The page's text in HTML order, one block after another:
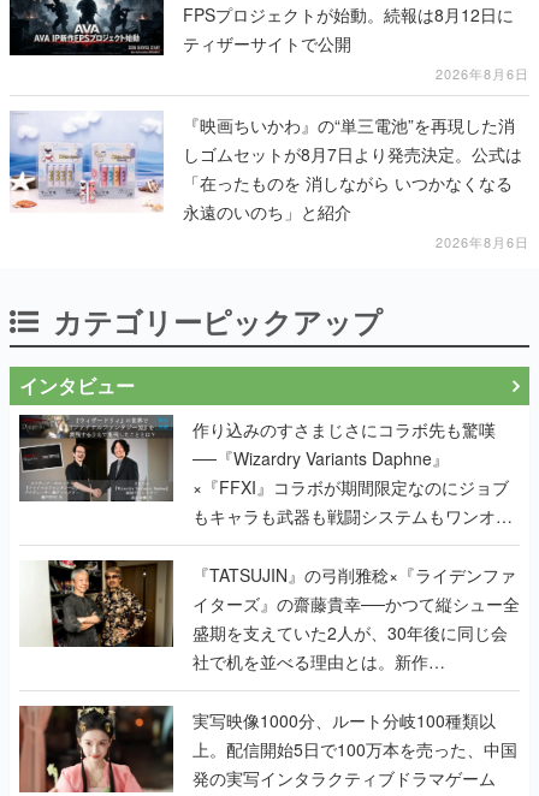
FPSプロジェクトが始動。続報は8月12日に
ティザーサイトで公開
2026年8月6日
『映画ちいかわ』の“単三電池”を再現した消
しゴムセットが8月7日より発売決定。公式は
「在ったものを 消しながら いつかなくなる
永遠のいのち」と紹介
2026年8月6日
カテゴリーピックアップ
インタビュー
作り込みのすさまじさにコラボ先も驚嘆
──『Wizardry Variants Daphne』
×『FFXI』コラボが期間限定なのにジョブ
もキャラも武器も戦闘システムもワンオフ
で作り込まれた理由を両ディレクターに聞
く
『TATSUJIN』の弓削雅稔×『ライデンファ
イターズ』の齋藤貴幸──かつて縦シュー全
盛期を支えていた2人が、30年後に同じ会
社で机を並べる理由とは。新作
『TATSUJIN EXTREME』で初タッグを組
んだレジェンド2人に訊く開発秘話
実写映像1000分、ルート分岐100種類以
上。配信開始5日で100万本を売った、中国
発の実写インタラクティブドラマゲーム